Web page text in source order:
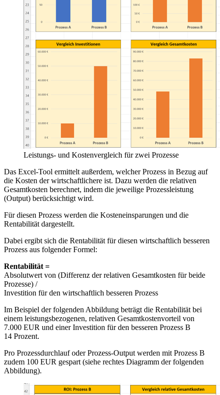
Leistungs- und Kostenvergleich für zwei Prozesse
Das Excel-Tool ermittelt außerdem, welcher Prozess in Bezug auf
die Kosten der wirtschaftlichere ist. Dazu werden die relativen
Gesamtkosten berechnet, indem die jeweilige Prozessleistung
(Output) berücksichtigt wird.
Für diesen Prozess werden die Kosteneinsparungen und die
Rentabilität dargestellt.
Dabei ergibt sich die Rentabilität für diesen wirtschaftlich besseren
Prozess aus folgender Formel:
Rentabilität =
Absolutwert von (Differenz der relativen Gesamtkosten für beide
Prozesse) /
Investition für den wirtschaftlich besseren Prozess
Im Beispiel der folgenden Abbildung beträgt die Rentabilität bei
einem leistungsbezogenen, relativen Gesamtkostenvorteil von
7.000 EUR und einer Investition für den besseren Prozess B
14 Prozent.
Pro Prozessdurchlauf oder Prozess-Output werden mit Prozess B
zudem 100 EUR gespart (siehe rechtes Diagramm der folgenden
Abbildung).